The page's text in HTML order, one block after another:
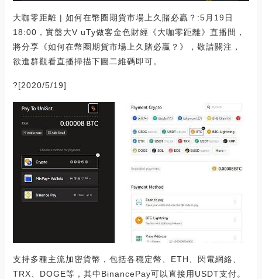
大咖零距離 | 如何在幣圈期貨市場上久賭必贏？:5月19日
18:00，實盤大V uTy做客金色財經《大咖零距離》直播間，
將分享《如何在幣圈期貨市場上久賭必贏？》，敬請關注，
欲進群觀看直播掃描下圖二維碼即可。
?[2020/5/19]
支持多種主流加密貨幣，包括各穩定幣、ETH、閃電網絡、
TRX、DOGE等，其中BinancePay可以直接用USDT支付。